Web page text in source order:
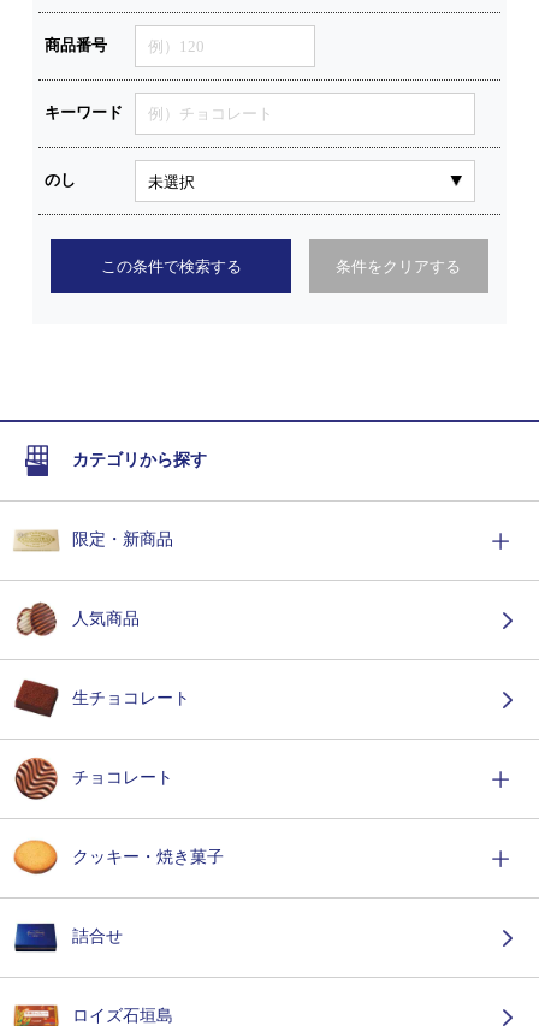
商品番号
キーワード
のし
この条件で検索する 条件をクリアする
カテゴリから探す
限定・新商品
人気商品
生チョコレート
チョコレート
クッキー・焼き菓子
詰合せ
ロイズ石垣島